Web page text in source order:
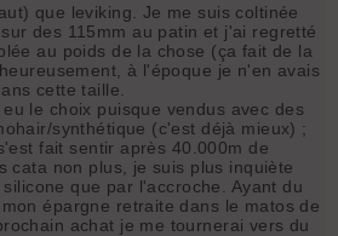
que leviking. Je me suis coltinée
des 115mm au patin et j'ai regretté
au poids de la chose (ça fait de la
à l'époque je n'en avais
cette taille.
le choix puisque vendus avec des
synthétique (c'est déjà mieux) ;
fait sentir après 40.000m de
cata non plus, je suis plus inquiète
que par l'accroche. Ayant du
épargne retraite dans le matos de
achat je me tournerai vers du